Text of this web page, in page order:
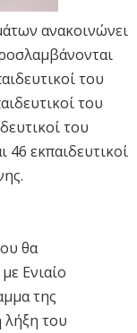
ανακοινώνει
του
του
του
εκπαιδευτικοί
θα
Ενιαίο
της
λήξη του